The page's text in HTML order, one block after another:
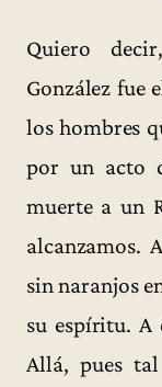
Quiero
González fue
los hombres
por un acto
muerte a un
alcanzamos.
sin naranjos
su espíritu. A
Allá, pues